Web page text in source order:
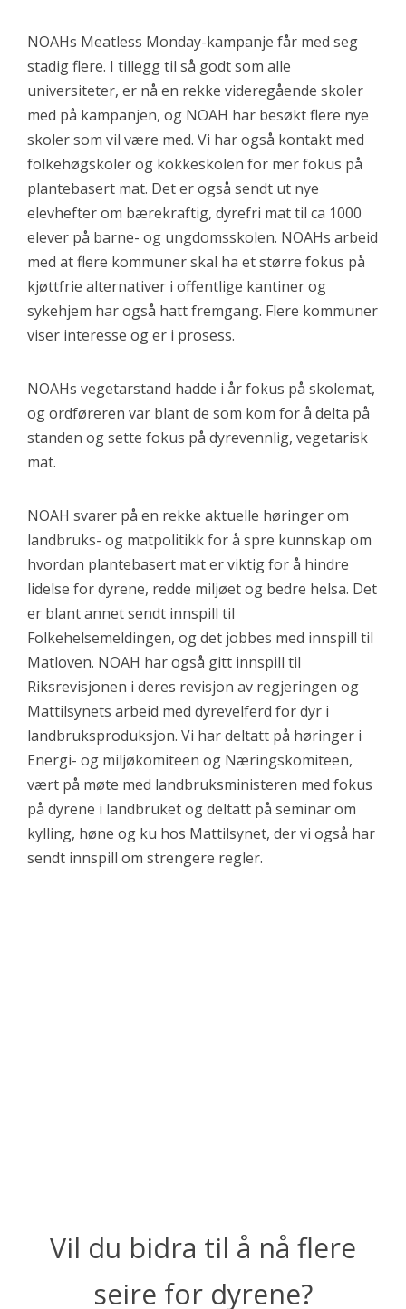
NOAHs Meatless Monday-kampanje får med seg
stadig flere. I tillegg til så godt som alle
universiteter, er nå en rekke videregående skoler
med på kampanjen, og NOAH har besøkt flere nye
skoler som vil være med. Vi har også kontakt med
folkehøgskoler og kokkeskolen for mer fokus på
plantebasert mat. Det er også sendt ut nye
elevhefter om bærekraftig, dyrefri mat til ca 1000
elever på barne- og ungdomsskolen. NOAHs arbeid
med at flere kommuner skal ha et større fokus på
kjøttfrie alternativer i offentlige kantiner og
sykehjem har også hatt fremgang. Flere kommuner
viser interesse og er i prosess.
NOAHs vegetarstand hadde i år fokus på skolemat,
og ordføreren var blant de som kom for å delta på
standen og sette fokus på dyrevennlig, vegetarisk
mat.
NOAH svarer på en rekke aktuelle høringer om
landbruks- og matpolitikk for å spre kunnskap om
hvordan plantebasert mat er viktig for å hindre
lidelse for dyrene, redde miljøet og bedre helsa. Det
er blant annet sendt innspill til
Folkehelsemeldingen, og det jobbes med innspill til
Matloven. NOAH har også gitt innspill til
Riksrevisjonen i deres revisjon av regjeringen og
Mattilsynets arbeid med dyrevelferd for dyr i
landbruksproduksjon. Vi har deltatt på høringer i
Energi- og miljøkomiteen og Næringskomiteen,
vært på møte med landbruksministeren med fokus
på dyrene i landbruket og deltatt på seminar om
kylling, høne og ku hos Mattilsynet, der vi også har
sendt innspill om strengere regler.
Vil du bidra til å nå flere
seire for dyrene?